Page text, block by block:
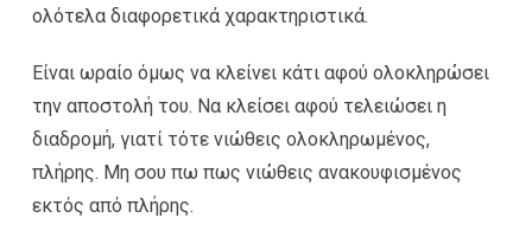
ολότελα διαφορετικά χαρακτηριστικά.
Είναι ωραίο όμως να κλείνει κάτι αφού ολοκληρώσει
την αποστολή του. Να κλείσει αφού τελειώσει η
διαδρομή, γιατί τότε νιώθεις ολοκληρωμένος,
πλήρης. Μη σου πω πως νιώθεις ανακουφισμένος
εκτός από πλήρης.